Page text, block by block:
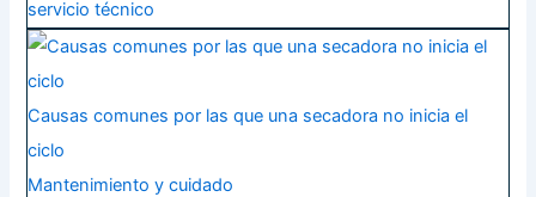
servicio técnico
Causas comunes por las que una secadora no inicia el
ciclo
Mantenimiento y cuidado